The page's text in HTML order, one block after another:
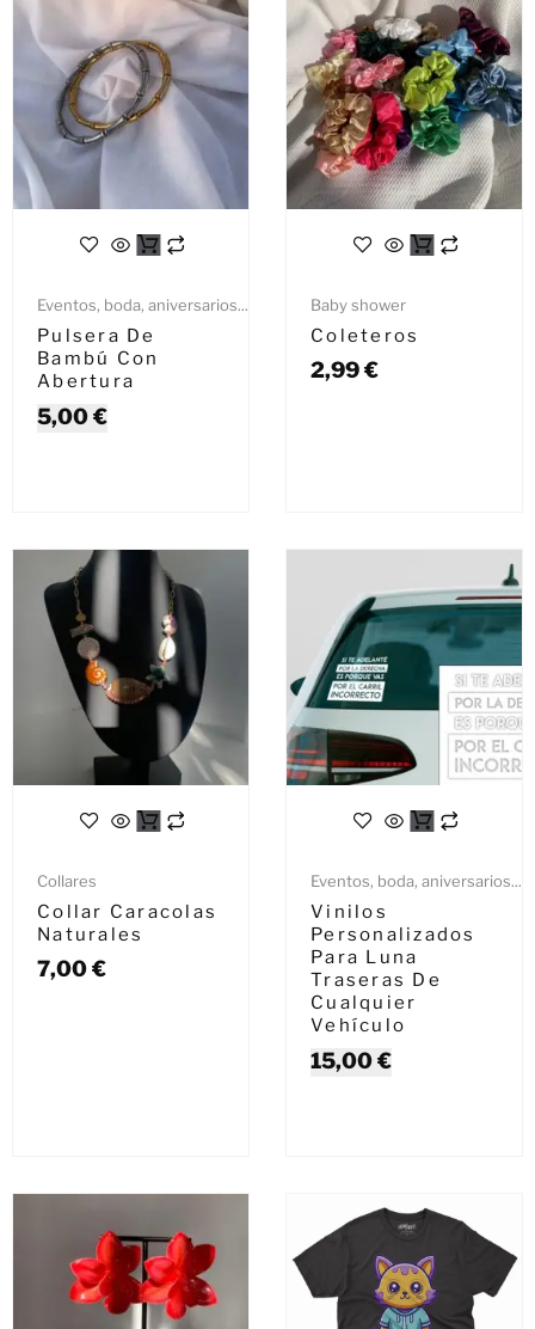
Eventos, boda, aniversarios...
Pulsera De
Bambú Con
Abertura
5,00€
Baby shower
Coleteros
2,99€
Collares
Collar Caracolas
Naturales
7,00€
Eventos, boda, aniversarios...
Vinilos
Personalizados
Para Luna
Traseras De
Cualquier
Vehículo
15,00€